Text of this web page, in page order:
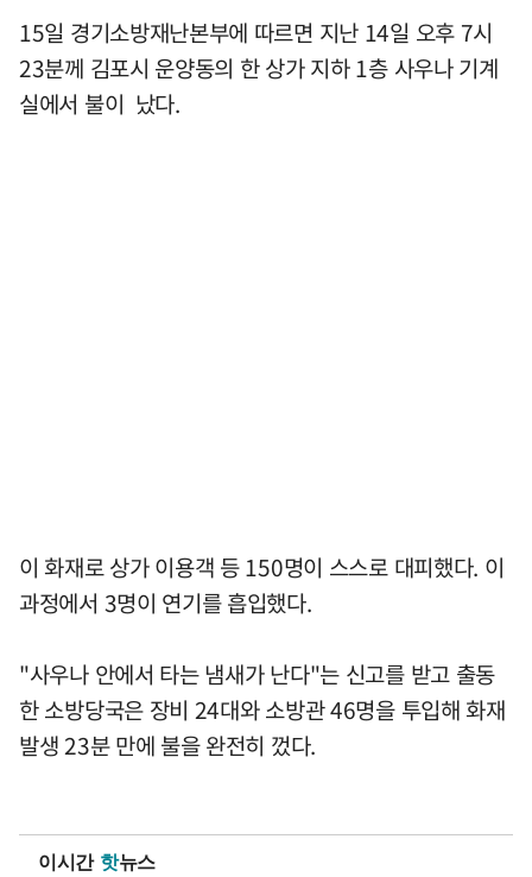
15일 경기소방재난본부에 따르면 지난 14일 오후 7시
23분께 김포시 운양동의 한 상가 지하 1층 사우나 기계
실에서 불이 났다.
이 화재로 상가 이용객 등 150명이 스스로 대피했다. 이
과정에서 3명이 연기를 흡입했다.
"사우나 안에서 타는 냄새가 난다"는 신고를 받고 출동
한 소방당국은 장비 24대와 소방관 46명을 투입해 화재
발생 23분 만에 불을 완전히 껐다.
이시간 핫뉴스